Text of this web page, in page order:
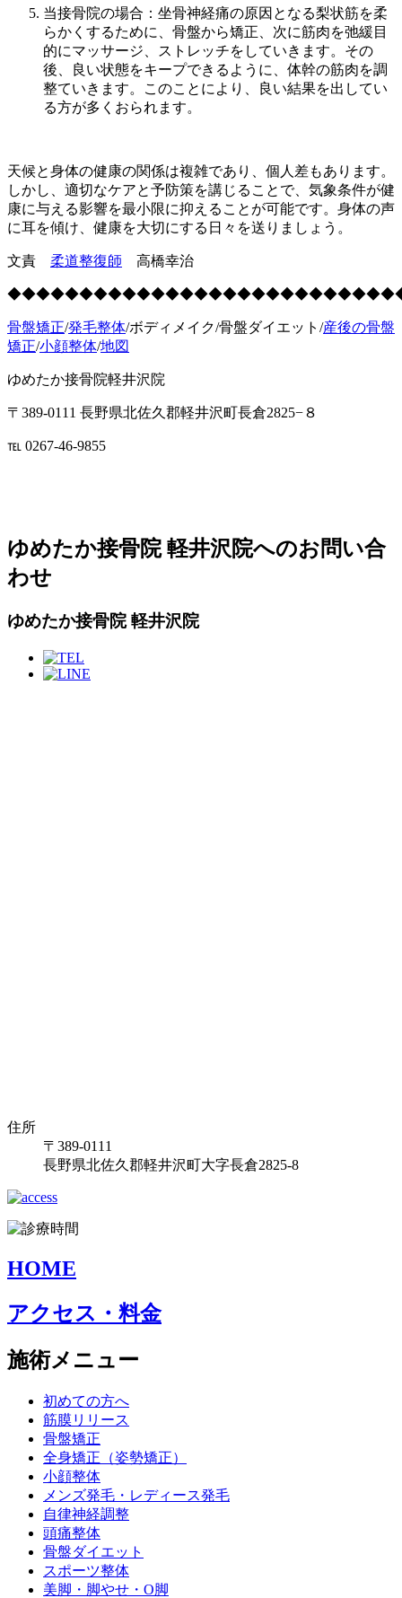
当接骨院の場合：坐骨神経痛の原因となる梨状筋を柔
らかくするために、骨盤から矯正、次に筋肉を弛緩目
的にマッサージ、ストレッチをしていきます。その
後、良い状態をキープできるように、体幹の筋肉を調
整ていきます。このことにより、良い結果を出してい
る方が多くおられます。
天候と身体の健康の関係は複雑であり、個人差もあります。
しかし、適切なケアと予防策を講じることで、気象条件が健
康に与える影響を最小限に抑えることが可能です。身体の声
に耳を傾け、健康を大切にする日々を送りましょう。
文責 柔道整復師 高橋幸治
骨盤矯正/発毛整体/ボディメイク/骨盤ダイエット/産後の骨盤
矯正/小顔整体/地図
ゆめたか接骨院軽井沢院
〒389-0111 長野県北佐久郡軽井沢町長倉2825−８
℡ 0267-46-9855
ゆめたか接骨院 軽井沢院へのお問い合
わせ
ゆめたか接骨院 軽井沢院
住所
〒389-0111
長野県北佐久郡軽井沢町大字長倉2825-8
HOME
アクセス・料金
施術メニュー
初めての方へ
筋膜リリース
骨盤矯正
全身矯正（姿勢矯正）
小顔整体
メンズ発毛・レディース発毛
自律神経調整
頭痛整体
骨盤ダイエット
スポーツ整体
美脚・脚やせ・O脚